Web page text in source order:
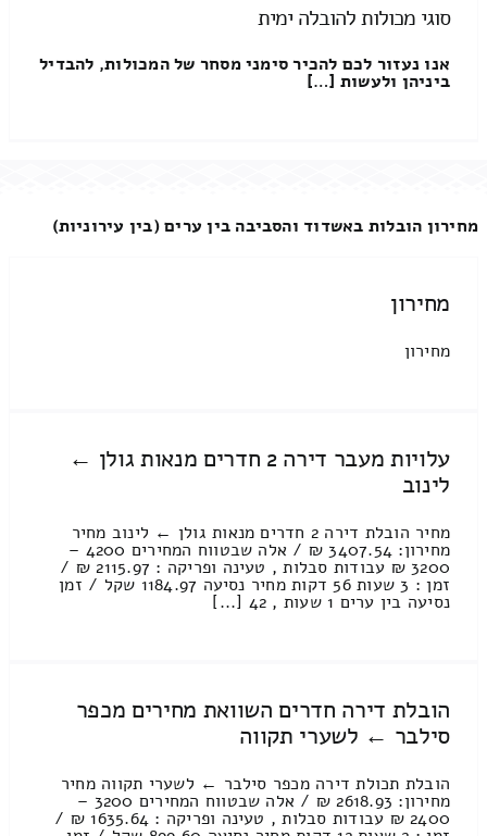
סוגי מכולות להובלה ימית
אנו נעזור לכם להכיר סימני מסחר של המכולות, להבדיל
ביניהן ולעשות […]
מחירון הובלות באשדוד והסביבה בין ערים (בין עירוניות)
מחירון
מחירון
עלויות מעבר דירה 2 חדרים מנאות גולן ←
לינוב
מחיר הובלת דירה 2 חדרים מנאות גולן ← לינוב מחיר
מחירון: 3407.54 ₪ / אלה שבטווח המחירים 4200 –
3200 ₪ עבודות סבלות , טעינה ופריקה : 2115.97 ₪ /
זמן : 3 שעות 56 דקות מחיר נסיעה 1184.97 שקל / זמן
נסיעה בין ערים 1 שעות , 42 [...]
הובלת דירה חדרים השוואת מחירים מכפר
סילבר ← לשערי תקווה
הובלת תכולת דירה מכפר סילבר ← לשערי תקווה מחיר
מחירון: 2618.93 ₪ / אלה שבטווח המחירים 3200 –
2400 ₪ עבודות סבלות , טעינה ופריקה : 1635.64 ₪ /